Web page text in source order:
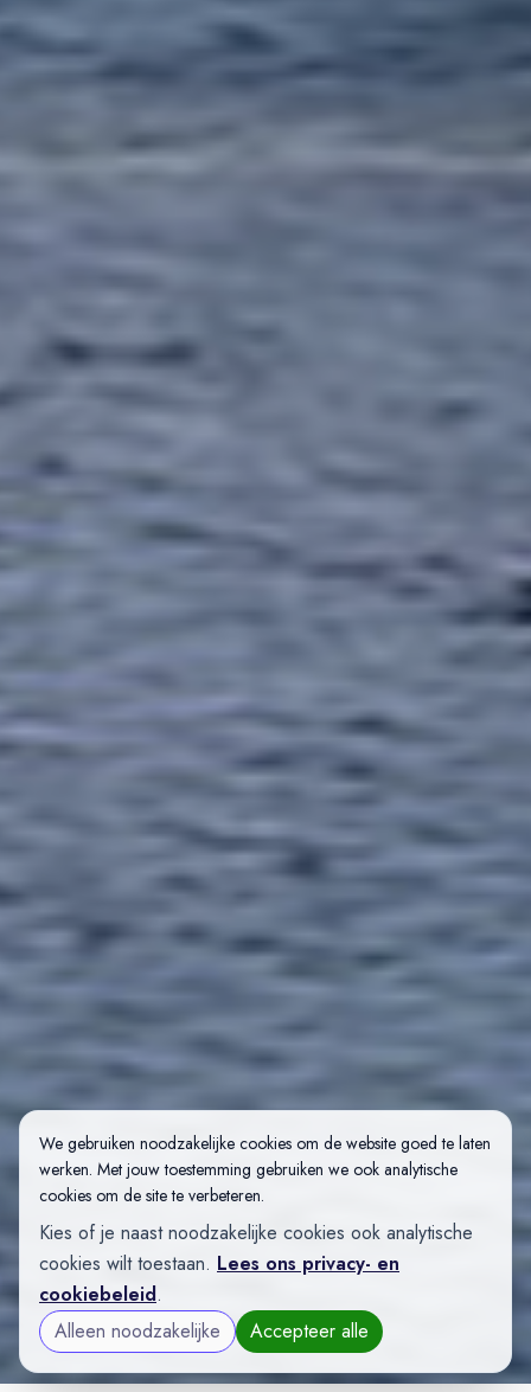
We gebruiken noodzakelijke cookies om de website goed te laten
werken. Met jouw toestemming gebruiken we ook analytische
cookies om de site te verbeteren.
Kies of je naast noodzakelijke cookies ook analytische
cookies wilt toestaan. Lees ons privacy- en
cookiebeleid.
Alleen noodzakelijke
Accepteer alle